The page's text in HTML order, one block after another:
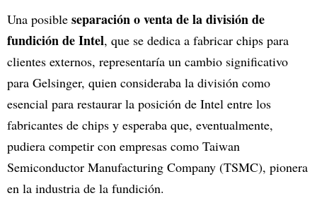
Una posible separación o venta de la división de
fundición de Intel, que se dedica a fabricar chips para
clientes externos, representaría un cambio significativo
para Gelsinger, quien consideraba la división como
esencial para restaurar la posición de Intel entre los
fabricantes de chips y esperaba que, eventualmente,
pudiera competir con empresas como Taiwan
Semiconductor Manufacturing Company (TSMC), pionera
en la industria de la fundición.